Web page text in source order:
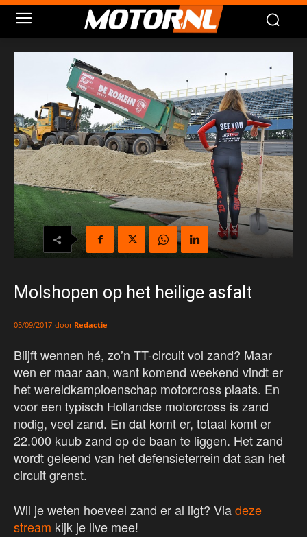
Molshopen op het heilige asfalt
05/09/2017 door Redactie
Blijft wennen hé, zo’n TT-circuit vol zand? Maar
wen er maar aan, want komend weekend vindt er
het wereldkampioenschap motorcross plaats. En
voor een typisch Hollandse motorcross is zand
nodig, veel zand. En dat komt er, totaal komt er
22.000 kuub zand op de baan te liggen. Het zand
wordt geleend van het defensieterrein dat aan het
circuit grenst.
Wil je weten hoeveel zand er al ligt? Viadeze
stream kijk je live mee!